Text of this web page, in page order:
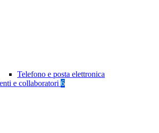
Telefono e posta elettronica
e collaboratori 6